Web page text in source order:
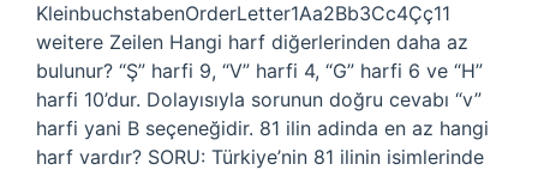
KleinbuchstabenOrderLetter1Aa2Bb3Cc4Çç11
weitere Zeilen Hangi harf diğerlerinden daha az
bulunur? “Ş” harfi 9, “V” harfi 4, “G” harfi 6 ve “H”
harfi 10’dur. Dolayısıyla sorunun doğru cevabı “v”
harfi yani B seçeneğidir. 81 ilin adinda en az hangi
harf vardır? SORU: Türkiye’nin 81 ilinin isimlerinde